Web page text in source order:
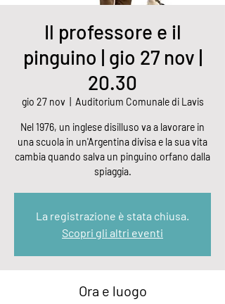
Il professore e il
pinguino | gio 27 nov |
20.30
gio 27 nov Auditorium Comunale di Lavis
Nel 1976, un inglese disilluso va a lavorare in
una scuola in un'Argentina divisa e la sua vita
cambia quando salva un pinguino orfano dalla
spiaggia.
La registrazione è stata chiusa.
Scopri gli altri eventi
Ora e luogo